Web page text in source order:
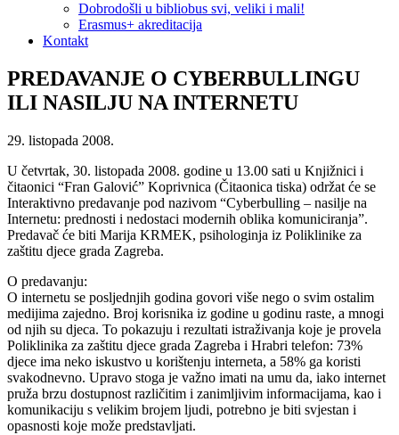
Dobrodošli u bibliobus svi, veliki i mali!
Erasmus+ akreditacija
Kontakt
PREDAVANJE O CYBERBULLINGU
ILI NASILJU NA INTERNETU
29. listopada 2008.
U četvrtak, 30. listopada 2008. godine u 13.00 sati u Knjižnici i
čitaonici “Fran Galović” Koprivnica (Čitaonica tiska) održat će se
Interaktivno predavanje pod nazivom “Cyberbulling – nasilje na
Internetu: prednosti i nedostaci modernih oblika komuniciranja”.
Predavač će biti Marija KRMEK, psihologinja iz Poliklinike za
zaštitu djece grada Zagreba.
O predavanju:
O internetu se posljednjih godina govori više nego o svim ostalim
medijima zajedno. Broj korisnika iz godine u godinu raste, a mnogi
od njih su djeca. To pokazuju i rezultati istraživanja koje je provela
Poliklinika za zaštitu djece grada Zagreba i Hrabri telefon: 73%
djece ima neko iskustvo u korištenju interneta, a 58% ga koristi
svakodnevno. Upravo stoga je važno imati na umu da, iako internet
pruža brzu dostupnost različitim i zanimljivim informacijama, kao i
komunikaciju s velikim brojem ljudi, potrebno je biti svjestan i
opasnosti koje može predstavljati.